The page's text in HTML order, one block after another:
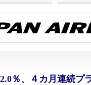
％、４カ月連続プ